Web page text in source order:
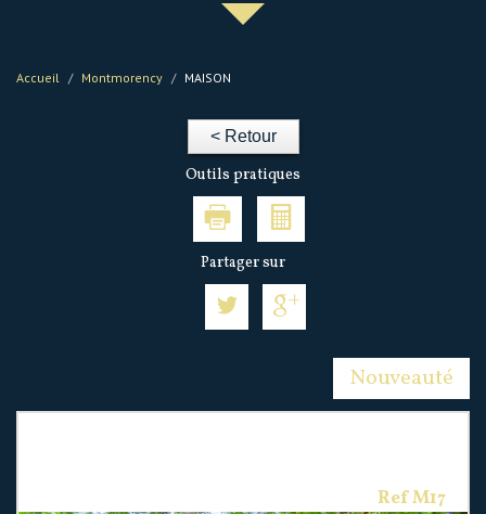
Accueil Montmorency MAISON
< Retour
Outils pratiques
Partager sur
Nouveauté
Ref M17